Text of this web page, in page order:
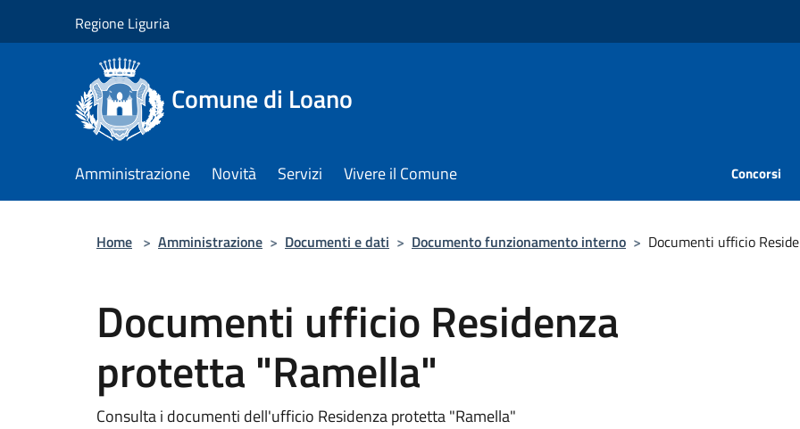
Regione Liguria
Comune di Loano
Amministrazione Novità Servizi Vivere il Comune Concorsi
Home > Amministrazione > Documenti e dati > Documento funzionamento interno > Documenti ufficio
Documenti ufficio Residenza
protetta "Ramella"
Consulta i documenti dell'ufficio Residenza protetta "Ramella"